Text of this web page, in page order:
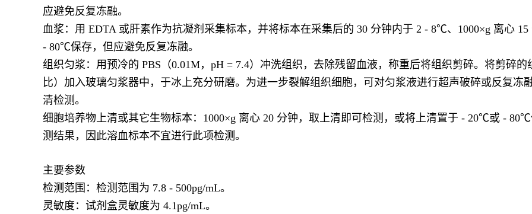
应避免反复冻融。
血浆：用 EDTA 或肝素作为抗凝剂采集标本，并将标本在采集后的 30 分钟内于 2 - 8℃、1000×g 离心
- 80℃保存，但应避免反复冻融。
组织匀浆：用预冷的 PBS（0.01M，pH = 7.4）冲洗组织，去除残留血液，称重后将组织剪碎。将剪碎
比）加入玻璃匀浆器中，于冰上充分研磨。为进一步裂解组织细胞，可对匀浆液进行超声破碎或反复冻
清检测。
细胞培养物上清或其它生物标本：1000×g 离心 20 分钟，取上清即可检测，或将上清置于 - 20℃或 -
测结果，因此溶血标本不宜进行此项检测。
主要参数
检测范围：检测范围为 7.8 - 500pg/mL。
灵敏度：试剂盒灵敏度为 4.1pg/mL。